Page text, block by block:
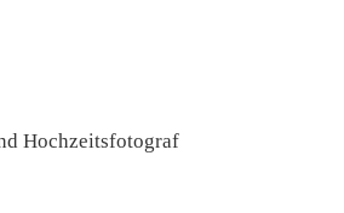
Hochzeitsfotograf